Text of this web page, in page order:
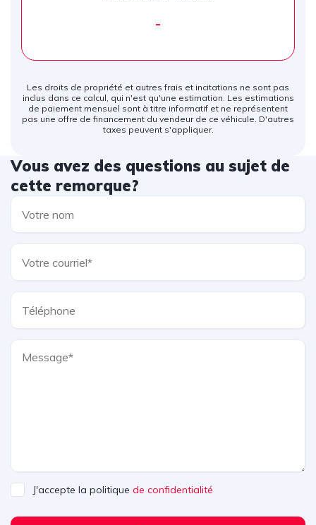
-
Les droits de propriété et autres frais et incitations ne sont pas
inclus dans ce calcul, qui n'est qu'une estimation. Les estimations
de paiement mensuel sont à titre informatif et ne représentent
pas une offre de financement du vendeur de ce véhicule. D'autres
taxes peuvent s'appliquer.
Vous avez des questions au sujet de
cette remorque?
J'accepte la politique de confidentialité